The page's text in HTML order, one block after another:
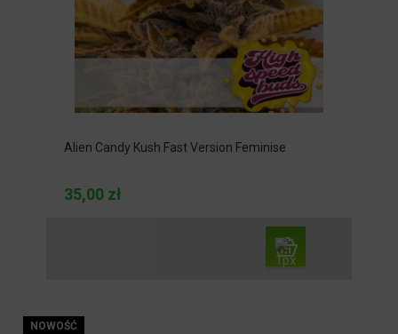
Alien Candy Kush Fast Version Feminise
35,00 zł
NOWOŚĆ